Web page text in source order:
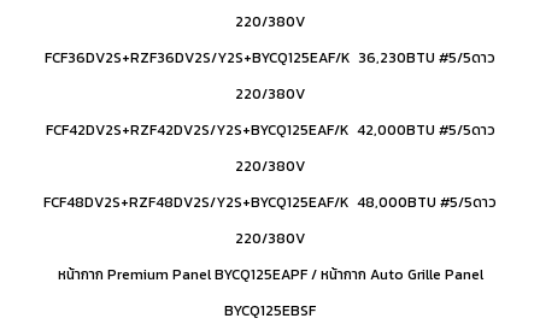
220/380V
FCF36DV2S+RZF36DV2S/Y2S+BYCQ125EAF/K 36,230BTU #5/5ดาว
220/380V
FCF42DV2S+RZF42DV2S/Y2S+BYCQ125EAF/K 42,000BTU #5/5ดาว
220/380V
FCF48DV2S+RZF48DV2S/Y2S+BYCQ125EAF/K 48,000BTU #5/5ดาว
220/380V
หน้ากาก Premium Panel BYCQ125EAPF / หน้ากาก Auto Grille Panel
BYCQ125EBSF